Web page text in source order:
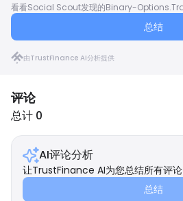
看看Social Scout发现的Binary-
总结
由TrustFinance AI分析提供
评论
总计 0
AI评论分析
让TrustFinance AI为您总结所有评论
总结